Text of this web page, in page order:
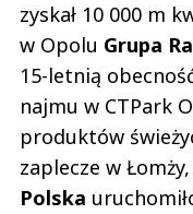
zyskał 10 000 m
w Opolu Grupa
15-letnią
najmu w CTPark
produktów
zaplecze w
Polska